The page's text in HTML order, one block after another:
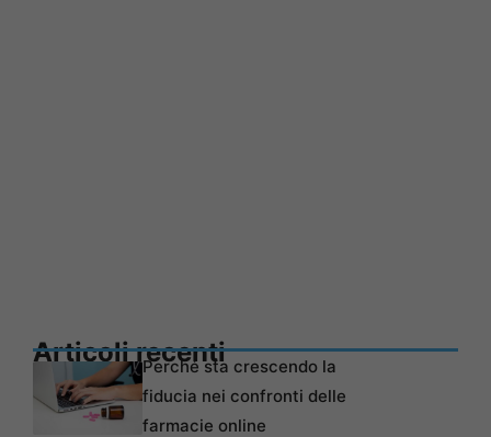
Articoli recentiPerché sta crescendo la
fiducia nei confronti delle
farmacie online